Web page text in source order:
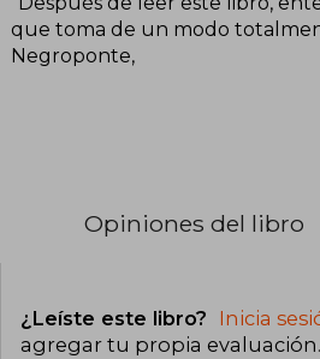
que toma de un modo
Negroponte,
Opiniones del libro
¿Leíste este libro? Inicia
agregar tu propia evaluación.